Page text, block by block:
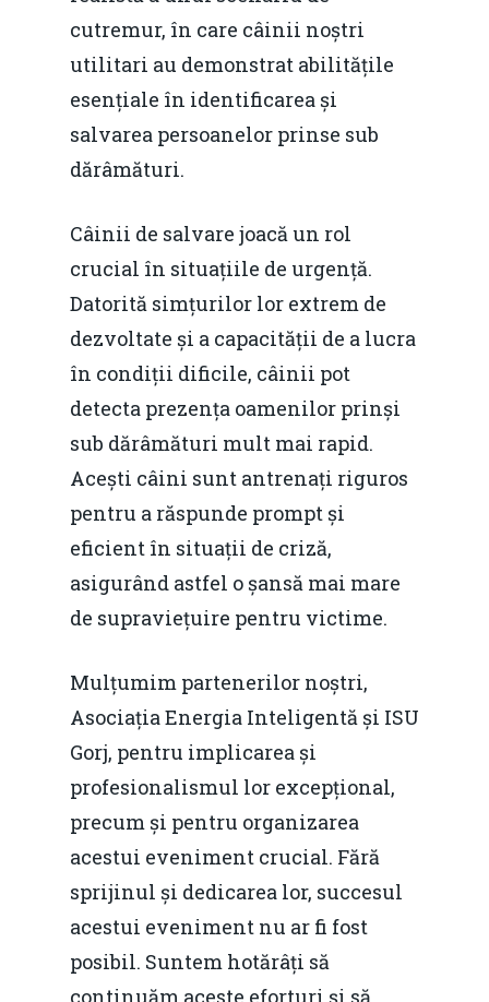
cutremur, în care câinii noștri
utilitari au demonstrat abilitățile
esențiale în identificarea și
salvarea persoanelor prinse sub
dărâmături.
Câinii de salvare joacă un rol
crucial în situațiile de urgență.
Datorită simțurilor lor extrem de
dezvoltate și a capacității de a lucra
în condiții dificile, câinii pot
detecta prezența oamenilor prinși
sub dărâmături mult mai rapid.
Acești câini sunt antrenați riguros
pentru a răspunde prompt și
eficient în situații de criză,
asigurând astfel o șansă mai mare
de supraviețuire pentru victime.
Mulțumim partenerilor noștri,
Asociația Energia Inteligentă și ISU
Gorj, pentru implicarea și
profesionalismul lor excepțional,
precum și pentru organizarea
acestui eveniment crucial. Fără
sprijinul și dedicarea lor, succesul
acestui eveniment nu ar fi fost
posibil. Suntem hotărâți să
continuăm aceste eforturi și să